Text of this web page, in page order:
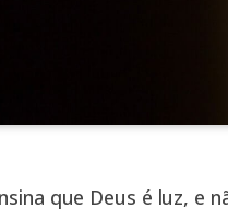
que Deus é luz, e